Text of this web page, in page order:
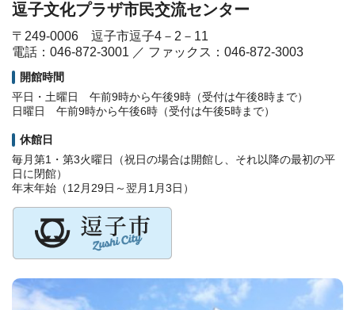
逗子文化プラザ市民交流センター
〒249-0006 逗子市逗子4－2－11
電話：046-872-3001 ／ ファックス：046-872-3003
開館時間
平日・土曜日 午前9時から午後9時（受付は午後8時まで）
日曜日 午前9時から午後6時（受付は午後5時まで）
休館日
毎月第1・第3火曜日（祝日の場合は開館し、それ以降の最初の平
日に閉館）
年末年始（12月29日～翌月1月3日）